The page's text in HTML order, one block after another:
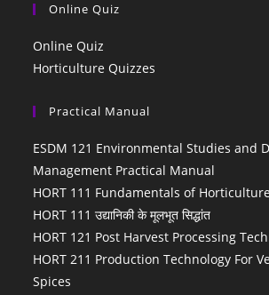
Online Quiz
Online Quiz
Horticulture Quizzes
Practical Manual
ESDM 121 Environmental Studies and
Management Practical Manual
HORT 111 Fundamentals of
HORT 111 उद्यानिकी के मूलभूत सिद्धांत
HORT 121 Post Harvest Processing
HORT 211 Production Technology For
Spices